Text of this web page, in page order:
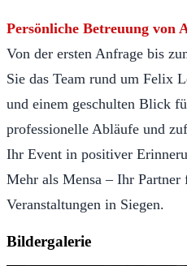
Persönliche Betreuung von
Von der ersten Anfrage bis
Sie das Team rund um Felix
und einem geschulten Blick
professionelle Abläufe und
Ihr Event in positiver
Mehr als Mensa – Ihr Partner
Veranstaltungen in Siegen.
Bildergalerie